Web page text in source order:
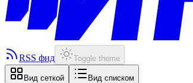
RSS фид Toggle theme
Вид сеткой Вид списком